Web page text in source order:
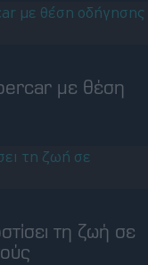
με θέση
τη ζωή σε